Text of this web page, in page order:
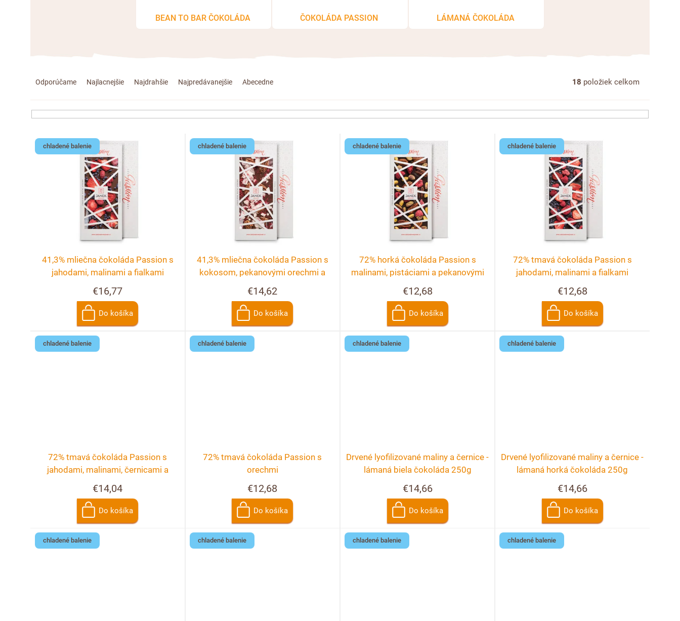
BEAN TO BAR ČOKOLÁDA ČOKOLÁDA PASSION LÁMANÁ ČOKOLÁDA
R
a
d
e
k
Odporúčame Najlacnejšie Najdrahšie Najpredávanejšie Abecedne 18 položiek celkom
V
u
chladené balenie
41,3% mliečna čokoláda Passion s
jahodami, malinami a fialkami
€16,77
Do košíka
chladené balenie
41,3% mliečna čokoláda Passion s
kokosom, pekanovými orechmi a
malinami
€14,62
Do košíka
chladené balenie
72% horká čokoláda Passion s
malinami, pistáciami a pekanovými
orechmi
€12,68
Do košíka
chladené balenie
72% tmavá čokoláda Passion s
jahodami, malinami a fialkami
€12,68
Do košíka
chladené balenie
72% tmavá čokoláda Passion s
jahodami, malinami, černicami a
€14,04
Do košíka
chladené balenie
72% tmavá čokoláda Passion s
orechmi
€12,68
Do košíka
chladené balenie
Drvené lyofilizované maliny a černice -
lámaná biela čokoláda 250g
€14,66
Do košíka
chladené balenie
Drvené lyofilizované maliny a černice -
lámaná horká čokoláda 250g
€14,66
Do košíka
chladené balenie chladené balenie chladené balenie chladené balenie